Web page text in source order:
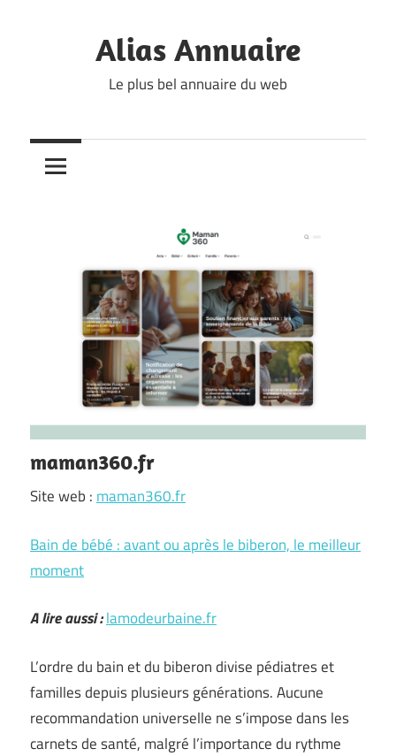
Alias Annuaire
Le plus bel annuaire du web
maman360.fr
Site web : maman360.fr
Bain de bébé : avant ou après le biberon, le meilleur
moment
A lire aussi :lamodeurbaine.fr
L’ordre du bain et du biberon divise pédiatres et
familles depuis plusieurs générations. Aucune
recommandation universelle ne s’impose dans les
carnets de santé, malgré l’importance du rythme